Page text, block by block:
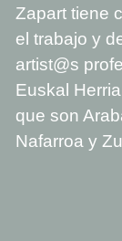
Zapart tiene
el trabajo y
artist@s
Euskal
que son
Nafarroa y